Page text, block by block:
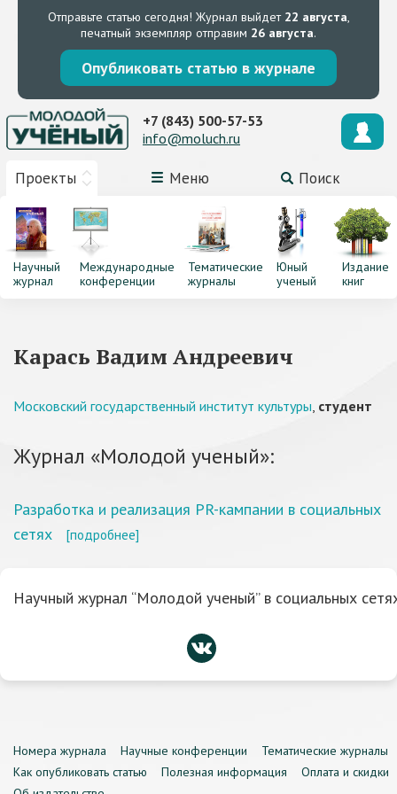
Отправьте статью сегодня! Журнал выйдет 22 августа,
печатный экземпляр отправим 26 августа.
Опубликовать статью в журнале
Проекты Меню Поиск
+7 (843) 500-57-53
info@moluch.ru
Научный
журнал
Международные
конференции
Тематические
журналы
Юный
ученый
Издание
книг
Карась Вадим Андреевич
Московский государственный институт культуры, студент
Журнал «Молодой ученый»:
Разработка и реализация PR-кампании в социальных
сетях
[подробнее]
Научный журнал “Молодой ученый” в социальных
Номера журнала Научные конференции
Тематические журналы
Как опубликовать статью
Полезная информация
Оплата и скидки